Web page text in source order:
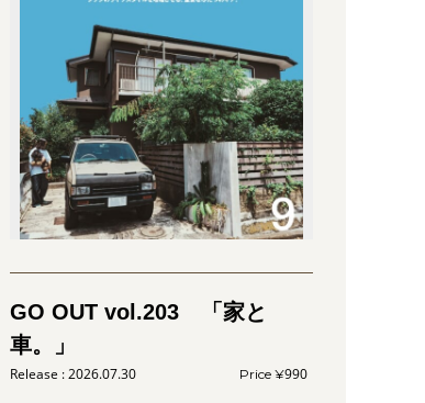
GO OUT vol.203 「家と
車。」
2026.07.30 990